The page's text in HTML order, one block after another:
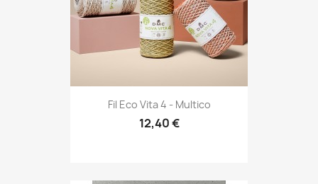
Fil Eco Vita 4 - Multico
12,40 €